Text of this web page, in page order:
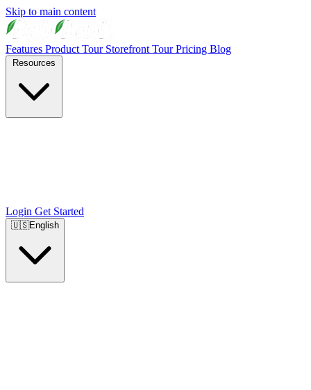
Skip to main content
Features Product Tour Storefront TourPricing Blog
Login Get Started
🇺🇸English